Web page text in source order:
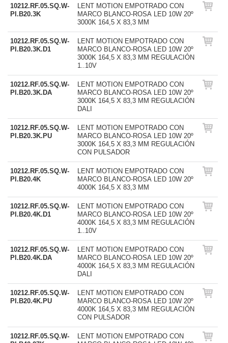
10212.RF.05.SQ.W-
PI.B20.3K
LENT MOTION EMPOTRADO CON
MARCO BLANCO-ROSA LED 10W 20º
3000K 164,5 X 83,3 MM
10212.RF.05.SQ.W-
PI.B20.3K.D1
LENT MOTION EMPOTRADO CON
MARCO BLANCO-ROSA LED 10W 20º
3000K 164,5 X 83,3 MM REGULACIÓN
1..10V
10212.RF.05.SQ.W-
PI.B20.3K.DA
LENT MOTION EMPOTRADO CON
MARCO BLANCO-ROSA LED 10W 20º
3000K 164,5 X 83,3 MM REGULACIÓN
DALI
10212.RF.05.SQ.W-
PI.B20.3K.PU
LENT MOTION EMPOTRADO CON
MARCO BLANCO-ROSA LED 10W 20º
3000K 164,5 X 83,3 MM REGULACIÓN
CON PULSADOR
10212.RF.05.SQ.W-
PI.B20.4K
LENT MOTION EMPOTRADO CON
MARCO BLANCO-ROSA LED 10W 20º
4000K 164,5 X 83,3 MM
10212.RF.05.SQ.W-
PI.B20.4K.D1
LENT MOTION EMPOTRADO CON
MARCO BLANCO-ROSA LED 10W 20º
4000K 164,5 X 83,3 MM REGULACIÓN
1..10V
10212.RF.05.SQ.W-
PI.B20.4K.DA
LENT MOTION EMPOTRADO CON
MARCO BLANCO-ROSA LED 10W 20º
4000K 164,5 X 83,3 MM REGULACIÓN
DALI
10212.RF.05.SQ.W-
PI.B20.4K.PU
LENT MOTION EMPOTRADO CON
MARCO BLANCO-ROSA LED 10W 20º
4000K 164,5 X 83,3 MM REGULACIÓN
CON PULSADOR
10212.RF.05.SQ.W-
LENT MOTION EMPOTRADO CON